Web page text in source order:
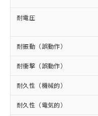
耐電圧
耐振動（誤動作）
耐衝撃（誤動作）
耐久性（機械的）
耐久性（電気的）
在庫状況
記載して
タに基づ
覧された
準価格とは
正式な納期
様のお取引
ムロン制御
ご相談くだ
オムロン
鉛(Pb) 1000ppm以
六価クロム(Cr(Ⅵ))
(PBDE) 1000ppm以
ル) (DEHP)(別名：
ルベンジル（BBP）
（DBP） 1000ppm
(DIBP) 1000ppm以下
但し、RoHS指令で
適用除外項目は除く。
フタル酸エステル類
*中国RoHS10物質の
Pb(鉛) :1000ppm、
ム) : 100ppm、
Cr(Ⅵ)(六価クロム) :
ニル類) : 1000ppm、
ル類) : 1000ppm、
DBP(フタル酸ジブ
イソブチル) :
為替およ
（以下｢規
または国
国政府の
可)を取得
当社は規制
全に破砕
いよう必要
当社は貴
ル、化学兵
○ 一定
△ 一定
－
在庫